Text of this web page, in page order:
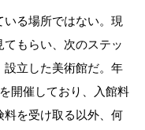
る場所ではない。現
もらい、次のステッ
設立した美術館だ。年
開催しており、入館料
料を受け取る以外、何